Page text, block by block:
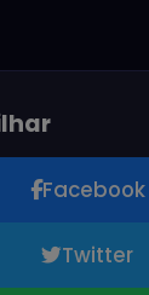
Facebook
Twitter